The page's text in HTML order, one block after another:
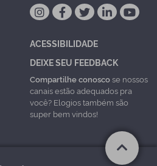
ACESSIBILIDADE
DEIXE SEU FEEDBACK
Compartilhe conoscose nossos
canais estão adequados pra
você? Elogios também são
super bem vindos!